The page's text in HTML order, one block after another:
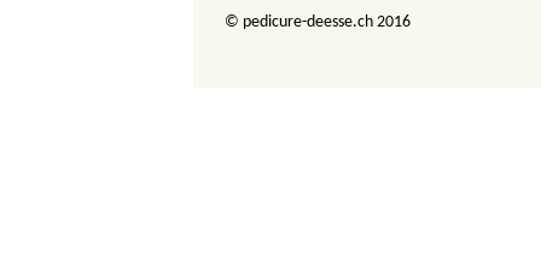
© pedicure-deesse.ch 2016